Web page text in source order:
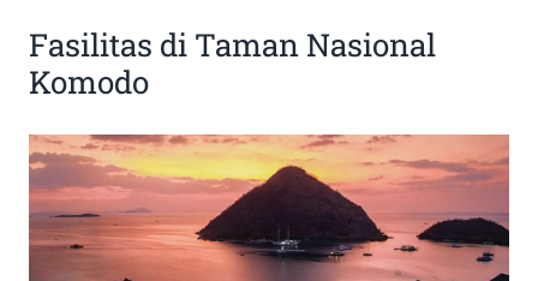
Fasilitas di Taman Nasional
Komodo